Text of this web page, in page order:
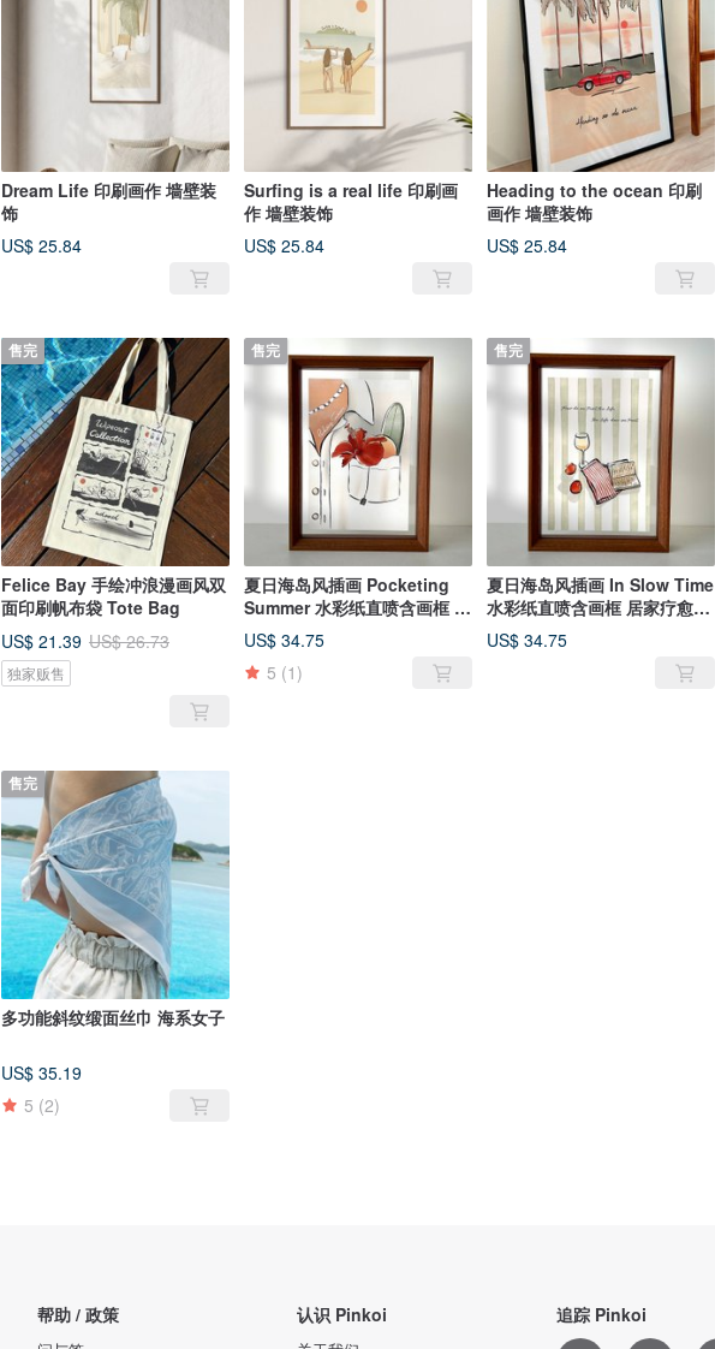
Dream Life 印刷画作 墙壁装
饰
US$ 25.84
Surfing is a real life 印刷画
作 墙壁装饰
US$ 25.84
Heading to the ocean 印刷
画作 墙壁装饰
US$ 25.84
售完
Felice Bay 手绘冲浪漫画风双
面印刷帆布袋 Tote Bag
US$ 21.39 US$ 26.73
独家贩售
售完
夏日海岛风插画 Pocketing
Summer 水彩纸直喷含画框 居
家装饰
US$ 34.75
5 (1)
售完
夏日海岛风插画 In Slow Time
水彩纸直喷含画框 居家疗愈装
饰
US$ 34.75
售完
多功能斜纹缎面丝巾 海系女子
US$ 35.19
5 (2)
帮助 / 政策 认识 Pinkoi 追踪 Pinkoi